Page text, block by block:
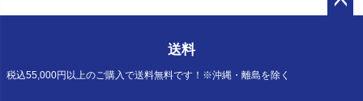
送料
税込55,000円以上のご購入で送料無料です！※沖縄・離島を除く